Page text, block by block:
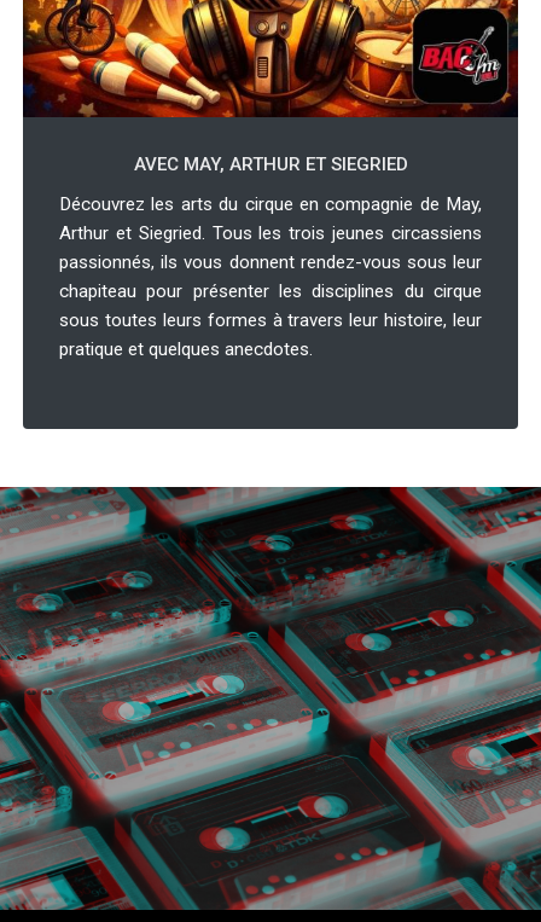
AVEC MAY, ARTHUR ET SIEGRIED
Découvrez les arts du cirque en compagnie de May,
Arthur et Siegried. Tous les trois jeunes circassiens
passionnés, ils vous donnent rendez-vous sous leur
chapiteau pour présenter les disciplines du cirque
sous toutes leurs formes à travers leur histoire, leur
pratique et quelques anecdotes.